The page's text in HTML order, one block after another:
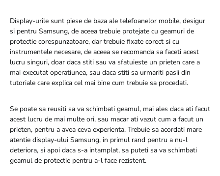
Display-urile sunt piese de baza ale telefoanelor mobile, desigur
si pentru Samsung, de aceea trebuie protejate cu geamuri de
protectie corespunzatoare, dar trebuie fixate corect si cu
instrumentele necesare, de aceea se recomanda sa faceti acest
lucru singuri, doar daca stiti sau va sfatuieste un prieten care a
mai executat operatiunea, sau daca stiti sa urmariti pasii din
tutoriale care explica cel mai bine cum trebuie sa procedati.
Se poate sa reusiti sa va schimbati geamul, mai ales daca ati facut
acest lucru de mai multe ori, sau macar ati vazut cum a facut un
prieten, pentru a avea ceva experienta. Trebuie sa acordati mare
atentie display-ului Samsung, in primul rand pentru a nu-l
deteriora, si apoi daca s-a intamplat, sa puteti sa va schimbati
geamul de protectie pentru a-l face rezistent.